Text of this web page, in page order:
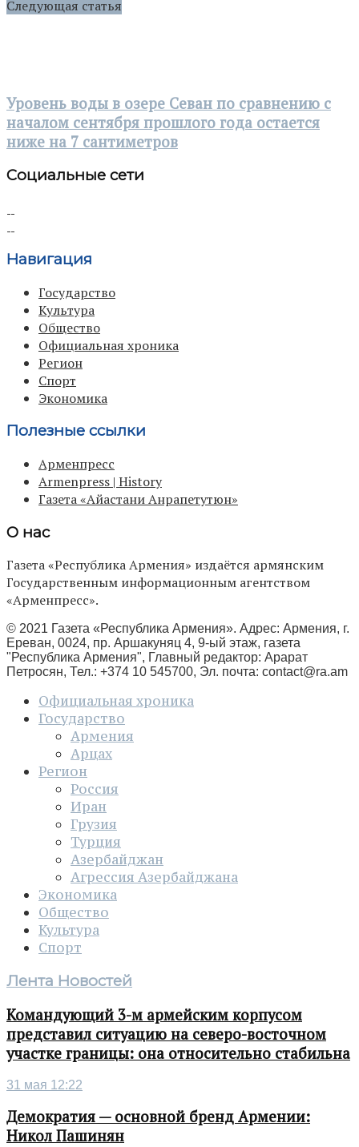
Следующая статья
Уровень воды в озере Севан по сравнению с
началом сентября прошлого года остается
ниже на 7 сантиметров
Социальные сети
Навигация
Государство
Культура
Общество
Официальная хроника
Регион
Спорт
Экономика
Полезные ссылки
Арменпресс
Armenpress | History
Газета «Айастани Анрапетутюн»
О нас
Газета «Республика Армения» издаётся армянским
Государственным информационным агентством
«Арменпресс».
© 2021 Газета «Республика Армения». Адрес: Армения, г.
Ереван, 0024, пр. Аршакуняц 4, 9-ый этаж, газета
"Республика Армения", Главный редактор: Арарат
Петросян, Тел.: +374 10 545700, Эл. почта: contact@ra.am
Официальная хроника
Государство
Армения
Арцах
Регион
Россия
Иран
Грузия
Турция
Азербайджан
Агрессия Азербайджана
Экономика
Общество
Культура
Спорт
Лента Новостей
Командующий 3-м армейским корпусом
представил ситуацию на северо-восточном
участке границы: она относительно стабильна
31 мая 12:22
Демократия — основной бренд Армении:
Никол Пашинян